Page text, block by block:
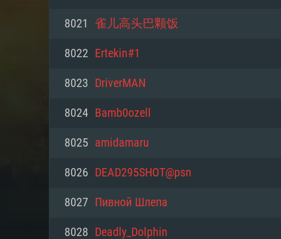
8021 雀儿高头巴颗饭
8022 Ertekin#1
8023 DriverMAN
8024 Bamb0ozell
8025 amidamaru
8026 DEAD295SHOT@psn
8027 Пивной Шлепа
8028 Deadly_Dolphin